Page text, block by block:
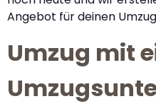
Angebot für deinen
Umzug mit